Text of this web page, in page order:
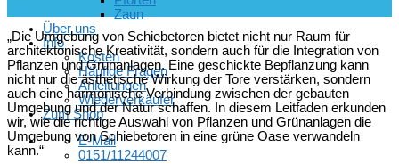
Zaun
Über uns
Info
Kosten
Häufige Fragen
Anleitungen
Wiederverkäufer
Zum Shop
E-Mail
0151/11244007
„Die Umgebung von Schiebetoren bietet nicht nur Raum für
architektonische Kreativität, sondern auch für die Integration von
Pflanzen und Grünanlagen. Eine geschickte Bepflanzung kann
nicht nur die ästhetische Wirkung der Tore verstärken, sondern
auch eine harmonische Verbindung zwischen der gebauten
Umgebung und der Natur schaffen. In diesem Leitfaden erkunden
wir, wie die richtige Auswahl von Pflanzen und Grünanlagen die
Umgebung von Schiebetoren in eine grüne Oase verwandeln
kann.“